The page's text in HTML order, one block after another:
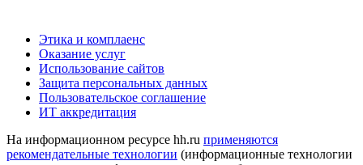
Этика и комплаенс
Оказание услуг
Использование сайтов
Защита персональных данных
Пользовательское соглашение
ИТ аккредитация
На информационном ресурсе hh.ru применяются
рекомендательные технологии (информационные технологии